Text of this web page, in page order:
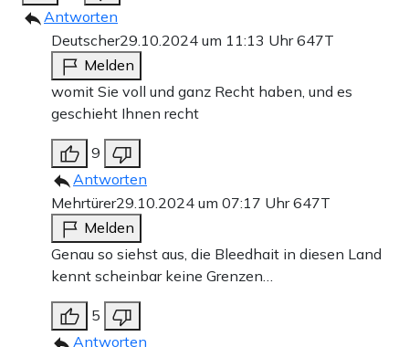
Antworten
Deutscher29.10.2024 um 11:13 Uhr647T
Melden
womit Sie voll und ganz Recht haben, und es
geschieht Ihnen recht
9
Antworten
Mehrtürer29.10.2024 um 07:17 Uhr647T
Melden
Genau so siehst aus, die Bleedhait in diesen Land
kennt scheinbar keine Grenzen…
5
Antworten